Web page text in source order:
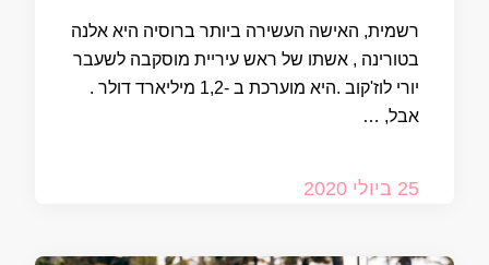
רשמית, האישה העשירה ביותר ברוסיה היא אלנה
בטורינה , אשתו של ראש עיריית מוסקבה לשעבר
יורי לוז'קוב .היא מוערכת ב -1,2 מיליארד דולר .
אבל, …
25 ביולי 2020